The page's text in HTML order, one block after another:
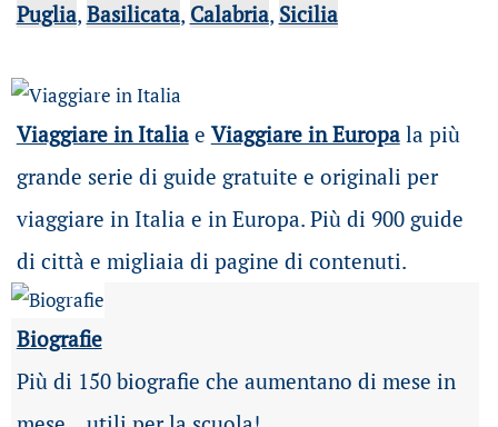
Puglia, Basilicata, Calabria, Sicilia
Viaggiare in Italiae Viaggiare in Europala più
grande serie di guide gratuite e originali per
viaggiare in Italia e in Europa. Più di 900 guide
di città e migliaia di pagine di contenuti.
Biografie
Più di 150 biografie che aumentano di mese in